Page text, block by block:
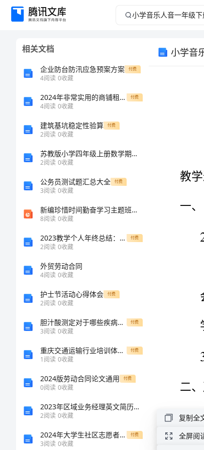
小
（2023
编）
相关文档
企业防台防汛应急预案方案 付费
4阅读 0收藏
2024年非常实用的商铺租赁合同 付费
4阅读 0收藏
建筑基坑稳定性验算 付费
2阅读 0收藏
苏教版小学四年级上册数学期末试卷及完整答案（精品）
2阅读 0收藏
公务员测试题汇总大全 付费
3阅读 0收藏
新编珍惜时间勤奋学习主题班会专业知识省公共课一等奖全国赛课获奖课件
8阅读 0收藏
2023教学个人年终总结：教育教学新理念的实践与成效 付费
2阅读 0收藏
外贸劳动合同
4阅读 0收藏
护士节活动心得体会 付费
2阅读 0收藏
胆汁酸测定对于哪些疾病具有重要临床意义资料 付费
3阅读 0收藏
重庆交通运输行业培训体系构建研究的中期报告 付费
1阅读 0收藏
2024版劳动合同论文通用 付费
0阅读 0收藏
2023年区域业务经理英文简历模板免费
2阅读 0收藏
2024年大学生社区志愿者心得体会 付费
3阅读 0收藏
小学音
复制全
全屏阅